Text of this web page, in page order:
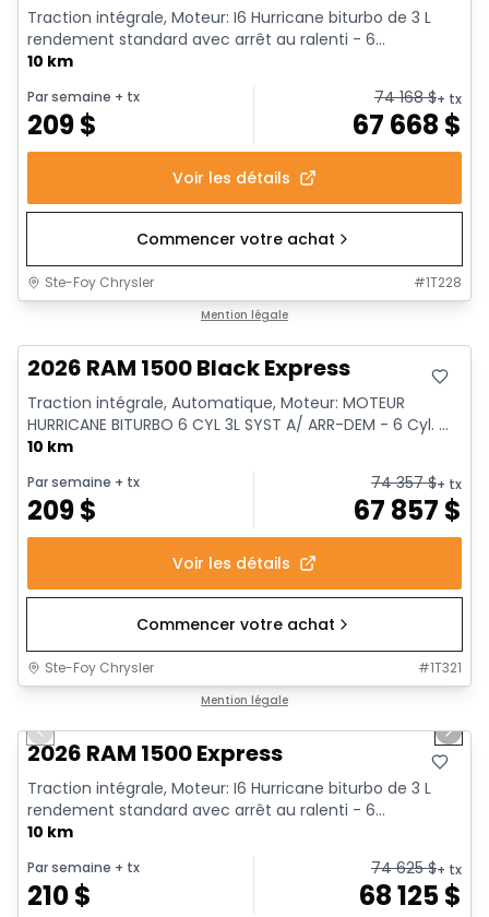
Traction intégrale, Moteur: I6 Hurricane biturbo de 3 L
rendement standard avec arrêt au ralenti - 6...
10 km
Par semaine + tx
209$
74 168$+ tx
67 668 $
Voir les détails
Commencer votre achat
Ste-Foy Chrysler #1T228
Mention légale
2026 RAM 1500 Black Express
Traction intégrale, Automatique, Moteur: MOTEUR
HURRICANE BITURBO 6 CYL 3L SYST A/ ARR-DEM - 6 Cyl. ...
10 km
Par semaine + tx
209$
74 357$+ tx
67 857 $
Voir les détails
Commencer votre achat
Ste-Foy Chrysler #1T321
Mention légale
Previous slide Next
2026 RAM 1500 Express
Traction intégrale, Moteur: I6 Hurricane biturbo de 3 L
rendement standard avec arrêt au ralenti - 6...
10 km
Par semaine + tx
210$
74 625$+ tx
68 125$